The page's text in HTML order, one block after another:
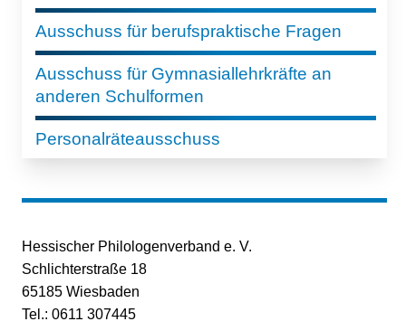
Ausschuss für berufspraktische Fragen
Ausschuss für Gymnasiallehrkräfte an
anderen Schulformen
Personalräteausschuss
Hessischer Philologenverband e. V.
Schlichterstraße 18
65185 Wiesbaden
Tel.: 0611 307445